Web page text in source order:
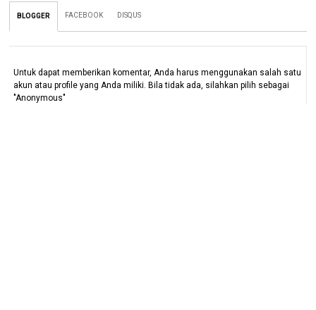
BLOGGER FACEBOOK DISQUS
Untuk dapat memberikan komentar, Anda harus menggunakan salah satu
akun atau profile yang Anda miliki. Bila tidak ada, silahkan pilih sebagai
"Anonymous"